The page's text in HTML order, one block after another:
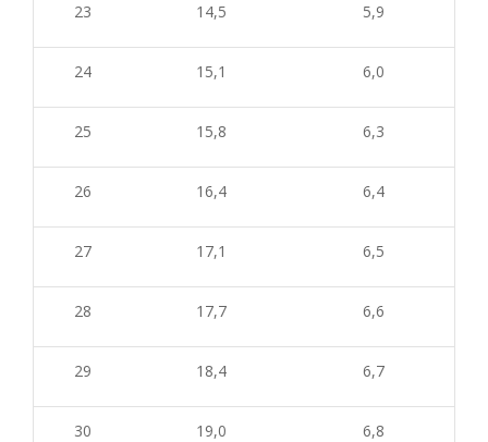
23 14,5 5,9
24 15,1 6,0
25 15,8 6,3
26 16,4 6,4
27 17,1 6,5
28 17,7 6,6
29 18,4 6,7
30 19,0 6,8